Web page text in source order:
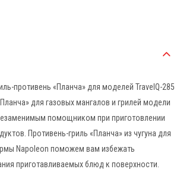
противень «Планча» для моделей TravelQ-285
для газовых мангалов и грилей модели
помощником при приготовлении
Противень-гриль «Планча» из чугуна для
Napoleon поможем вам избежать
приготавливаемых блюд к поверхности.